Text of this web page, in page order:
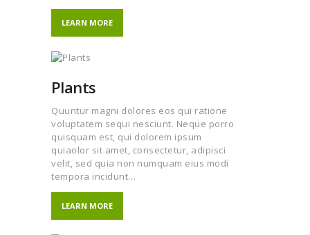
LEARN MORE
Plants
Quuntur magni dolores eos qui ratione
voluptatem sequi nesciunt. Neque porro
quisquam est, qui dolorem ipsum
quiaolor sit amet, consectetur, adipisci
velit, sed quia non numquam eius modi
tempora incidunt…
LEARN MORE